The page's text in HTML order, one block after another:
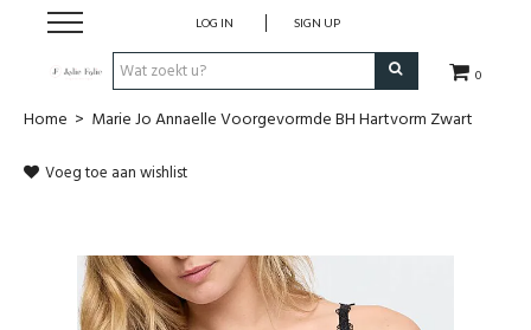
0
LOG IN SIGN UP
Home
Heren
Kinderen
Home > Marie Jo Annaelle Voorgevormde BH Hartvorm Zwart
Voeg toe aan wishlist